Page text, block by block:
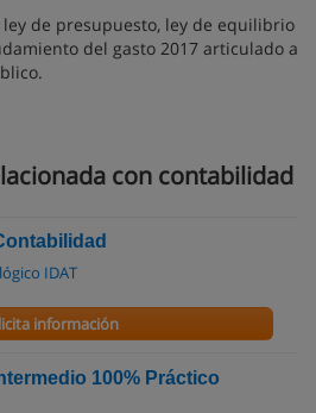
de presupuesto, ley de equilibrio
del gasto 2017 articulado a
con contabilidad
IDAT
información
100% Práctico